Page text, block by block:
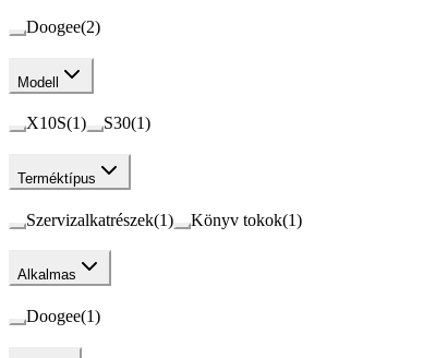
Doogee(2)
Modell
X10S(1) S30(1)
Terméktípus
Szervizalkatrészek(1) Könyv tokok(1)
Alkalmas
Doogee(1)